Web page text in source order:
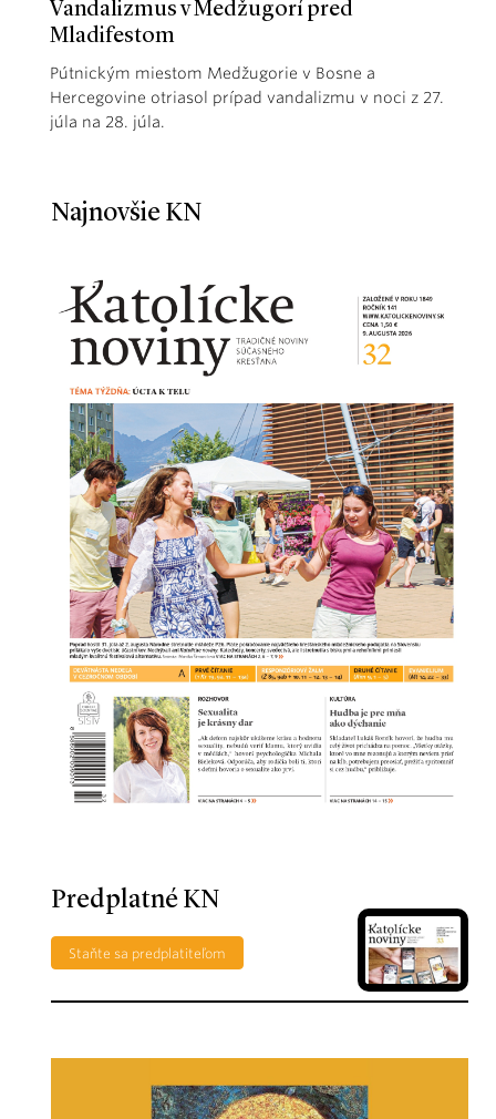
Vandalizmus v Medžugorí pred
Mladifestom
Pútnickým miestom Medžugorie v Bosne a
Hercegovine otriasol prípad vandalizmu v noci z 27.
júla na 28. júla.
Najnovšie KN
Predplatné KN
Staňte sa predplatiteľom